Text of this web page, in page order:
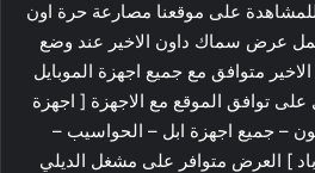
للمشاهدة على موقعنا مصارعة حرة اون
حمل عرض سماك داون الاخير عند وضع
متوافق مع جميع اجهزة الموبايل
على توافق الموقع مع الاجهزة [ اجهزة
– جميع اجهزة ابل – الحواسيب –
باد ] العرض متوافر على مشغل الديلي